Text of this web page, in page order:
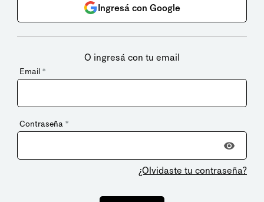
Ingresá con Google
O ingresá con tu email
Email *
Contraseña *
¿Olvidaste tu contraseña?